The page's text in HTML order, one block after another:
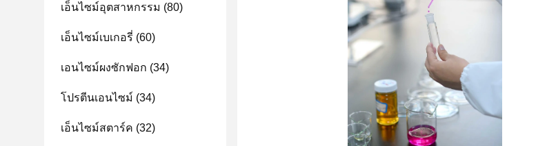
เอ็นไซม์อุตสาหกรรม (80)
เอ็นไซม์เบเกอรี่ (60)
เอนไซม์ผงซักฟอก (34)
โปรตีนเอนไซม์ (34)
เอ็นไซม์สตาร์ค (32)